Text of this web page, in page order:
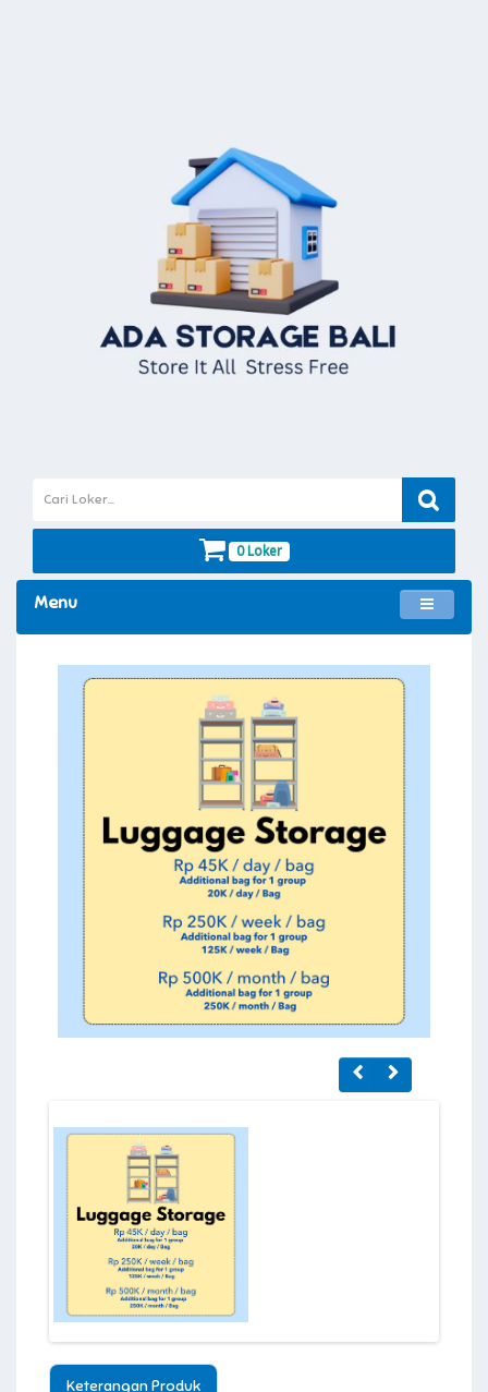
0 Loker
Menu
Keterangan Produk